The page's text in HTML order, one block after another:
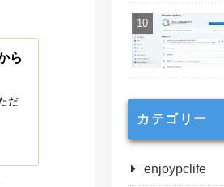
ら
だ
カテゴリー
enjoypclife